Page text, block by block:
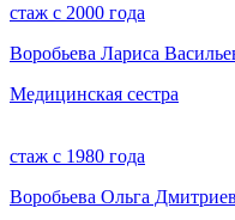
стаж с 2000 года
Воробьева Лариса
Медицинская сестра
стаж с 1980 года
Воробьева Ольга